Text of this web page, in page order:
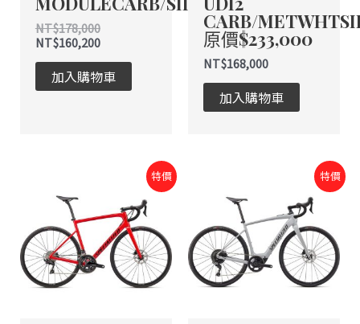
NT$178,000
NT$160,200
加入購物車
CARB/
原價$233,000
NT$168,000
加入購物車
特價
格：
NT$94,500。
目
前
NT$60,000。
特價
格：
NT$168,000。
格：
NT$134,400。